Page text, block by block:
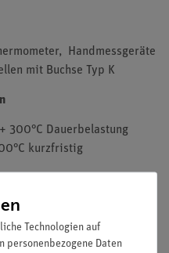
Handmessgeräte
mit Buchse Typ K
300°C Dauerbelastung
kurzfristig
Technologien auf
personenbezogene Daten